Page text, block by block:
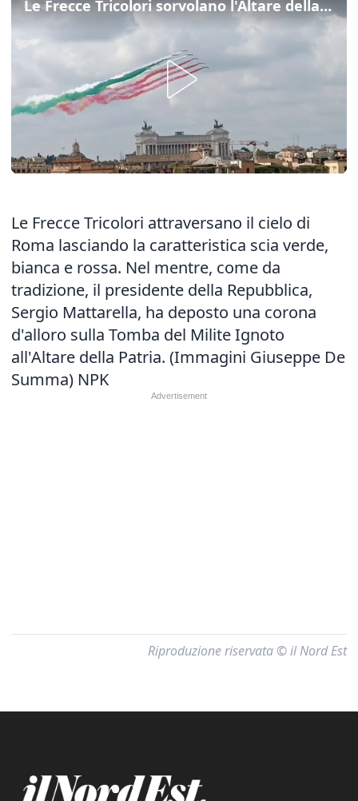
Le Frecce Tricolori sorvolano l'Altare della Patria per la Festa della Repubblica
Le Frecce Tricolori attraversano il cielo di
Roma lasciando la caratteristica scia verde,
bianca e rossa. Nel mentre, come da
tradizione, il presidente della Repubblica,
Sergio Mattarella, ha deposto una corona
d'alloro sulla Tomba del Milite Ignoto
all'Altare della Patria. (Immagini Giuseppe De
Summa) NPK
Riproduzione riservata © il Nord Est